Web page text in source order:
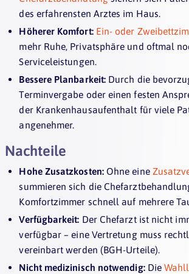
des erfahrensten Arztes im Haus.
Höherer Komfort: Ein- oder
mehr Ruhe, Privatsphäre und oftmal
Serviceleistungen.
Bessere Planbarkeit: Durch die
Terminvergabe oder einen festen
der Krankenhausaufenthalt für viele
angenehmer.
Nachteile
Hohe Zusatzkosten:Ohne eine
summieren sich die
Komfortzimmer schnell auf mehrere
Verfügbarkeit: Der Chefarzt ist nicht
verfügbar – eine Vertretung muss
vereinbart werden (BGH-Urteile).
Nicht medizinisch notwendig:Die